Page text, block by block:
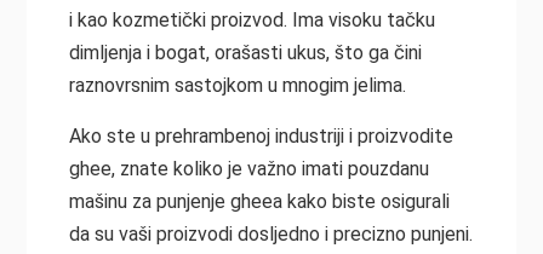
i kao kozmetički proizvod. Ima visoku tačku
dimljenja i bogat, orašasti ukus, što ga čini
raznovrsnim sastojkom u mnogim jelima.
Ako ste u prehrambenoj industriji i proizvodite
ghee, znate koliko je važno imati pouzdanu
mašinu za punjenje gheea kako biste osigurali
da su vaši proizvodi dosljedno i precizno punjeni.